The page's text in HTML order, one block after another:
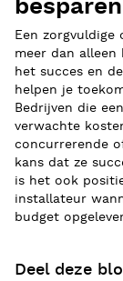
besparen
Een
meer dan
het succes en
helpen je
Bedrijven die
verwachte
concurrerende
kans dat ze
is het ook
installateur
budget
Deel deze